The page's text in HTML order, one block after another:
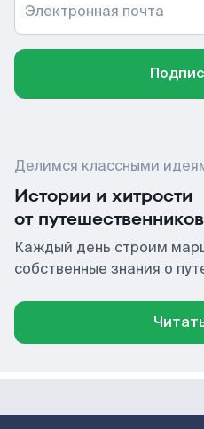
Электронная почта
Делимся классными
Истории и хитрости
от путешественников
Каждый день строим
собственные знания о